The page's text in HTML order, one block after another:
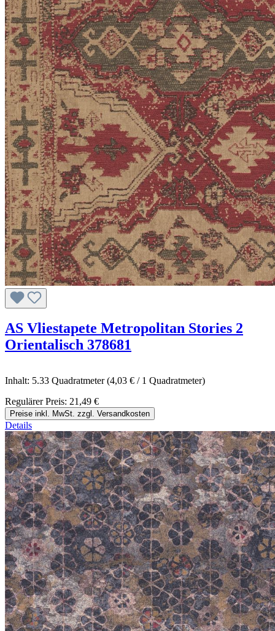
AS Vliestapete Metropolitan Stories 2
Orientalisch 378681
Inhalt: 5.33 Quadratmeter(4,03 € / 1 Quadratmeter)
Regulärer Preis: 21,49 €
Preise inkl. MwSt. zzgl. Versandkosten
Details